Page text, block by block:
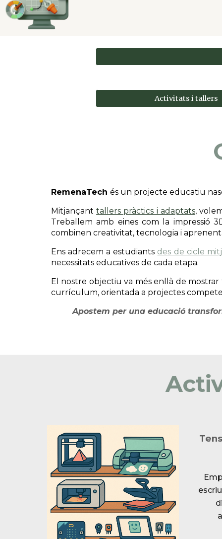
Activitats i tallers
RemenaTech és un projecte educatiu
Mitjançanttallers pràctics i adaptats,
Treballem amb eines com la impressió
combinen creativitat, tecnologia i
Ens adrecem a estudiants des de cicle
necessitats educatives de cada etapa.
El nostre objectiu va més enllà de
currículum, orientada a projectes
Apostem per una educació
e